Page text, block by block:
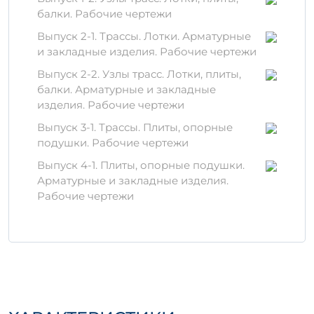
осуществляется исключительно из
качественных сырьевых материалов, таких
как:
Цемент, обеспечивающий прочность;
Песок и щебень, гарантирующие
необходимую однородность;
характеристики.
Хранение и
транспортировка
ДляПД 300-150-12-12
Изделия должны храниться на ровной
балки. Рабочие чертежи
Выпуск 2-1. Трассы. Лотки. Арматурные
и закладные изделия. Рабочие чертежи
Выпуск 2-2. Узлы трасс. Лотки, плиты,
балки. Арматурные и закладные
изделия. Рабочие чертежи
Выпуск 3-1. Трассы. Плиты, опорные
подушки. Рабочие чертежи
Выпуск 4-1. Плиты, опорные подушки.
Арматурные и закладные изделия.
Рабочие чертежи